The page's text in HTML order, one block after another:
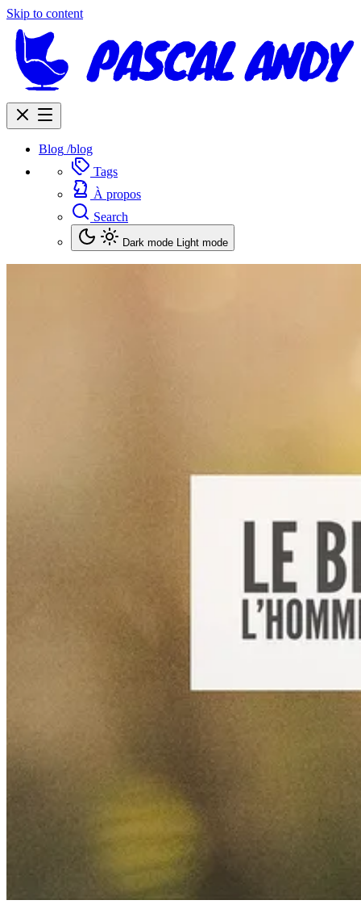
Skip to content
Blog /blog
Tags
À propos
Search
Dark mode Light mode